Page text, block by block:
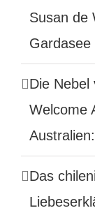
Susan de
Gardasee
Die Nebel
Welcome
Das